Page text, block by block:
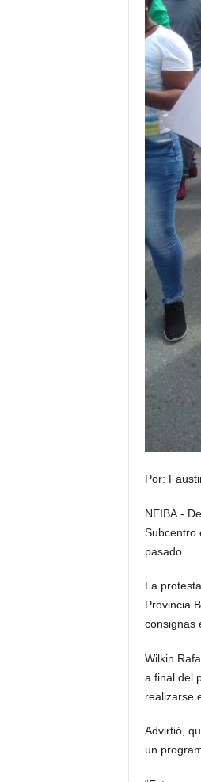
Por:
NEIBA.-
Subcentro
pasado.
La
Provincia
consignas
Wilkin
a final del
realizarse
Advirtió,
un